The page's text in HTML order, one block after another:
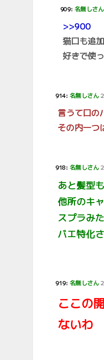
909:名無しさん
>>900
猫口も追
好きで使
914:名無しさん
言うて口の
その内一つ
918:名無しさん
あと髪型
他所のキ
スプラみ
バエ特化
919:名無しさん
ここの
ないわ